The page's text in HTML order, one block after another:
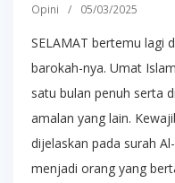
Opini / 05/03/2025
SELAMAT bertemu lagi
barokah-nya. Umat
satu bulan penuh serta
amalan yang lain.
dijelaskan pada surah
menjadi orang yang